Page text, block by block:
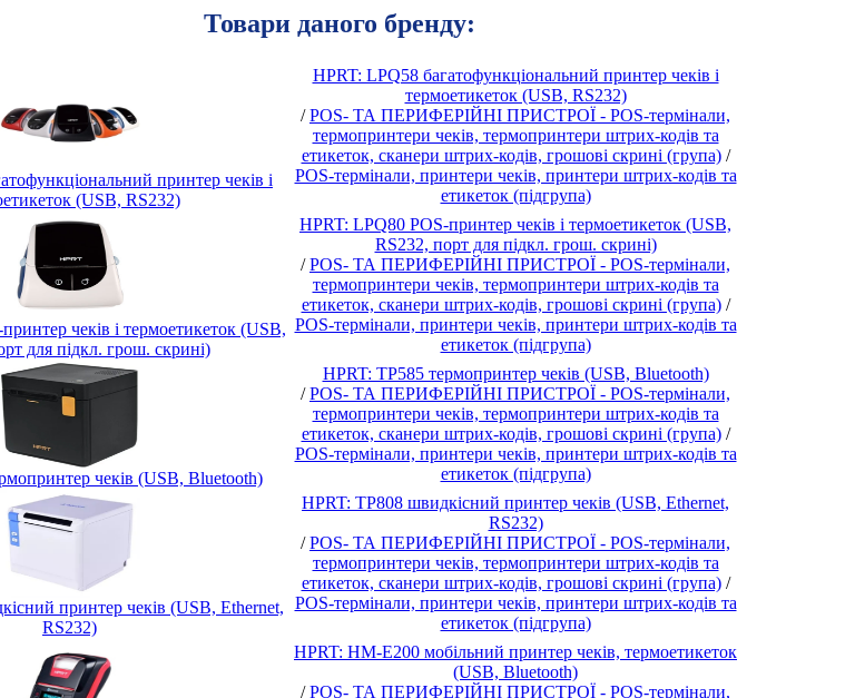
Товари даного бренду:
принтер чеків і
(USB, RS232)
HPRT: LPQ58 багатофункціональний принтер чеків і
термоетикеток (USB, RS232)
/POS- ТА ПЕРИФЕРІЙНІ ПРИСТРОЇ - POS-термінали,
термопринтери чеків, термопринтери штрих-кодів та
етикеток, сканери штрих-кодів, грошові скрині (група)/
POS-термінали, принтери чеків, принтери штрих-кодів та
етикеток (підгрупа)
чеків і термоетикеток (USB,
для підкл. грош. скрині)
HPRT: LPQ80 POS-принтер чеків і термоетикеток (USB,
RS232, порт для підкл. грош. скрині)
/POS- ТА ПЕРИФЕРІЙНІ ПРИСТРОЇ - POS-термінали,
термопринтери чеків, термопринтери штрих-кодів та
етикеток, сканери штрих-кодів, грошові скрині (група)/
POS-термінали, принтери чеків, принтери штрих-кодів та
етикеток (підгрупа)
чеків (USB, Bluetooth)
HPRT: TP585 термопринтер чеків (USB, Bluetooth)
/POS- ТА ПЕРИФЕРІЙНІ ПРИСТРОЇ - POS-термінали,
термопринтери чеків, термопринтери штрих-кодів та
етикеток, сканери штрих-кодів, грошові скрині (група)/
POS-термінали, принтери чеків, принтери штрих-кодів та
етикеток (підгрупа)
принтер чеків (USB, Ethernet,
RS232)
HPRT: TP808 швидкісний принтер чеків (USB, Ethernet,
RS232)
/POS- ТА ПЕРИФЕРІЙНІ ПРИСТРОЇ - POS-термінали,
термопринтери чеків, термопринтери штрих-кодів та
етикеток, сканери штрих-кодів, грошові скрині (група)/
POS-термінали, принтери чеків, принтери штрих-кодів та
етикеток (підгрупа)
HPRT: HM-E200 мобільний принтер чеків, термоетикеток
(USB, Bluetooth)
/POS- ТА ПЕРИФЕРІЙНІ ПРИСТРОЇ - POS-термінали,